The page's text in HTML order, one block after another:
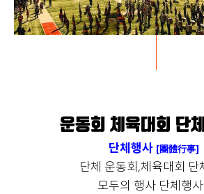
운동회 체육대회 단
단체행사 [團體行事]
단체 운동회,체육대회 단
모두의 행사 단체행